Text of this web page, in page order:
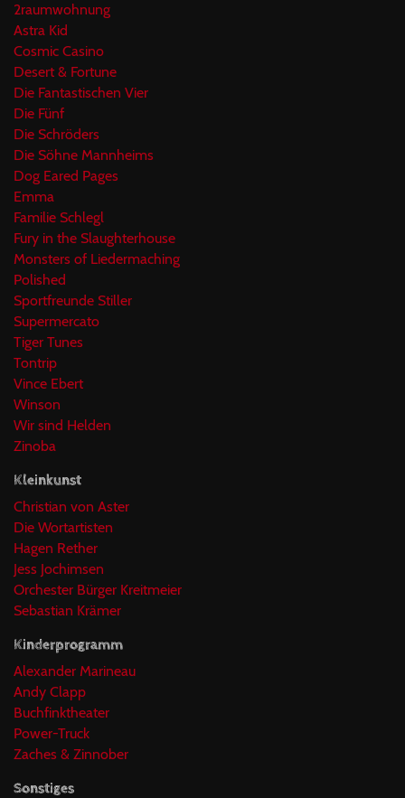
2raumwohnung
Astra Kid
Cosmic Casino
Desert & Fortune
Die Fantastischen Vier
Die Fünf
Die Schröders
Die Söhne Mannheims
Dog Eared Pages
Emma
Familie Schlegl
Fury in the Slaughterhouse
Monsters of Liedermaching
Polished
Sportfreunde Stiller
Supermercato
Tiger Tunes
Tontrip
Vince Ebert
Winson
Wir sind Helden
Zinoba
Kleinkunst
Christian von Aster
Die Wortartisten
Hagen Rether
Jess Jochimsen
Orchester Bürger Kreitmeier
Sebastian Krämer
Kinderprogramm
Alexander Marineau
Andy Clapp
Buchfinktheater
Power-Truck
Zaches & Zinnober
Sonstiges